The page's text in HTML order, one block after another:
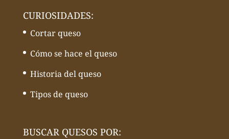
CURIOSIDADES:
Cortar queso
Cómo se hace el queso
Historia del queso
Tipos de queso
BUSCAR QUESOS POR: